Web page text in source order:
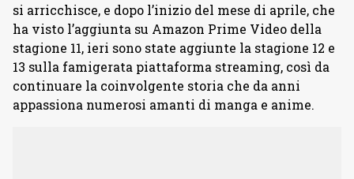
si arricchisce, e dopo l’inizio del mese di aprile, che
ha visto l’aggiunta su Amazon Prime Video della
stagione 11, ieri sono state aggiunte la stagione 12 e
13 sulla famigerata piattaforma streaming, così da
continuare la coinvolgente storia che da anni
appassiona numerosi amanti di manga e anime.